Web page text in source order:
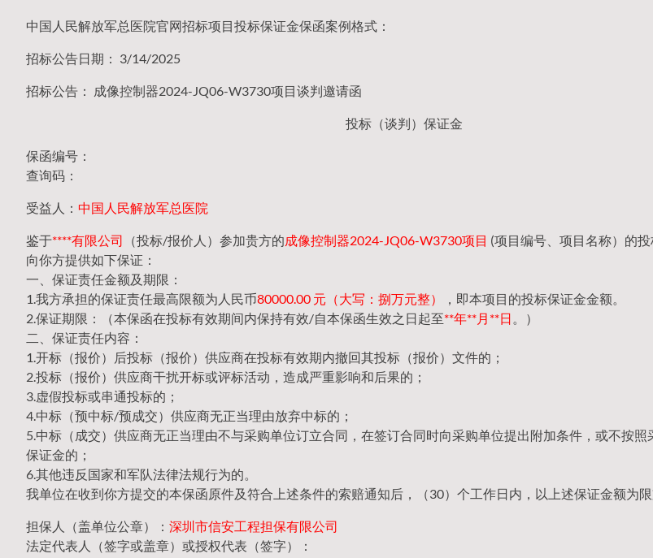
中国人民解放军总医院官网招标项目投标保证金保函案例格式：
招标公告日期： 3/14/2025
招标公告： 成像控制器2024-JQ06-W3730项目谈判邀请函
投标（谈判）保证金
保函编号：
查询码：
受益人： 中国人民解放军总医院
鉴于****有限公司 （投标/报价人）参加贵方的成像控制器2024-JQ06-W3730项目 (项目编号、项目名称）的
向你方提供如下保证：
一、保证责任金额及期限：
1.我方承担的保证责任最高限额为人民币80000.00 元（大写：捌万元整）
，即本项目的投标保证金金额。
2.保证期限：（本保函在投标有效期间内保持有效/自本保函生效之日起至**年**月**日 。）
二、保证责任内容：
1.开标（报价）后投标（报价）供应商在投标有效期内撤回其投标（报价）文件的；
2.投标（报价）供应商干扰开标或评标活动，造成严重影响和后果的；
3.虚假投标或串通投标的；
4.中标（预中标/预成交）供应商无正当理由放弃中标的；
5.中标（成交）供应商无正当理由不与采购单位订立合同，在签订合同时向采购单位提出附加条件，或不按照
保证金的；
6.其他违反国家和军队法律法规行为的。
我单位在收到你方提交的本保函原件及符合上述条件的索赔通知后，（30）个工作日内，以上述保证金额为限
担保人（盖单位公章）： 深圳市信安工程担保有限公司
法定代表人（签字或盖章）或授权代表（签字）：